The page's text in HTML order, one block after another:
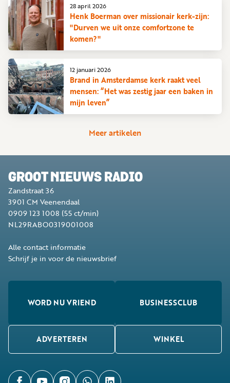
Henk Boerman over missionair kerk-zijn:
"Durven we uit onze comfortzone te
komen?"
28 april 2026
Brand in Amsterdamse kerk raakt veel
mensen: “Het was zestig jaar een baken in
mijn leven”
12 januari 2026
Meer artikelen
GROOT NIEUWS RADIO
Zandstraat 36
3901 CM Veenendaal
0909 123 1008 (55 ct/min)
NL29RABO0319001008
Alle contact informatie
Schrijf je in voor de nieuwsbrief
WORD NU VRIEND BUSINESSCLUB
ADVERTEREN WINKEL